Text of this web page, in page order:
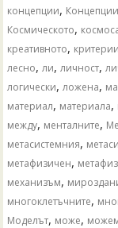
концепции,
Космическото,
креативното, критерии
лесно, ли, личност,
логически, ложена,
материал, материала,
между, менталните,
метасистемния,
метафизичен,
механизъм,
многоклетъчните,
Моделът, може,